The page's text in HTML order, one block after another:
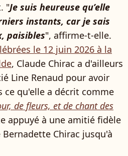
"Je suis heureuse qu’elle
instants, car je sais
paisibles", affirme-t-elle.
le 12 juin 2026 à la
, Claude Chirac a d'ailleurs
Line Renaud pour avoir
ce qu'elle a décrit comme
de fleurs, et de chant des
appuyé à une amitié fidèle
Chirac jusqu'à